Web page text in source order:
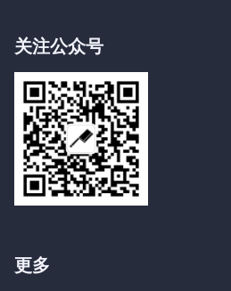
关注公众号
更多